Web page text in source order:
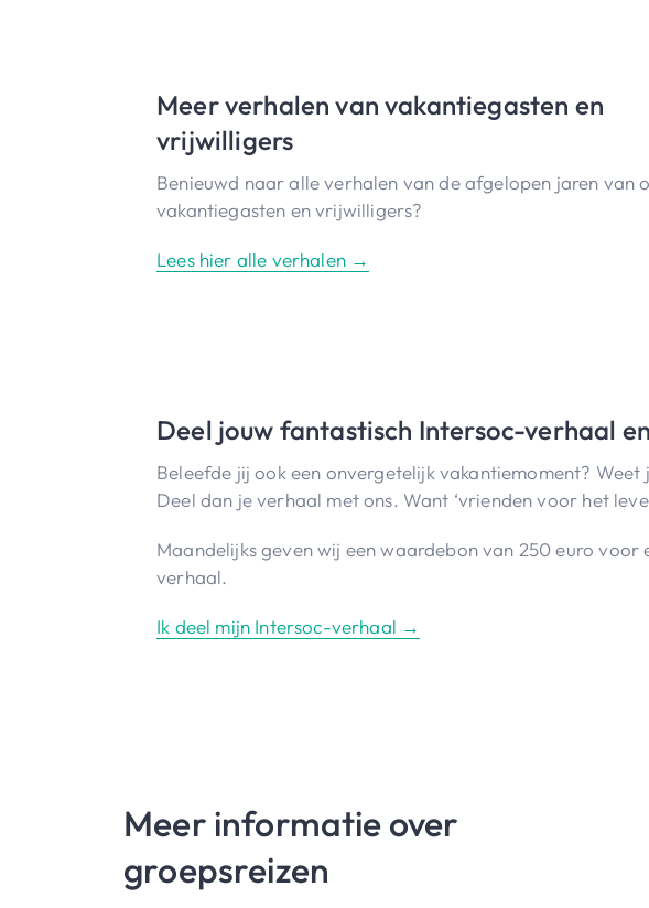
Meer verhalen van vakantiegasten en
vrijwilligers
Benieuwd naar alle verhalen van de afgelopen jaren van
vakantiegasten en vrijwilligers?
Lees hier alle verhalen →
Deel jouw fantastisch Intersoc-verhaal
Beleefde jij ook een onvergetelijk vakantiemoment?
Deel dan je verhaal met ons. Want ‘vrienden voor het
Maandelijks geven wij een waardebon van 250 euro
verhaal.
Ik deel mijn Intersoc-verhaal →
Meer informatie over
groepsreizen